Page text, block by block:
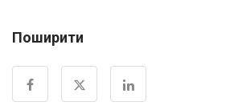
Поширити